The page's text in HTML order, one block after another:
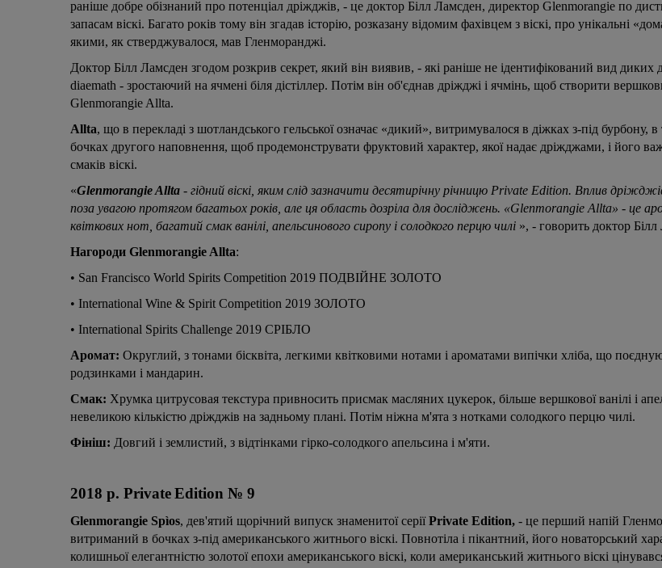
раніше добре обізнаний про потенціал дріжджів, - це доктор Білл Ламсден, директор Glenmorangie по
запасам віскі. Багато років тому він згадав історію, розказану відомим фахівцем з віскі, про унікальні
якими, як стверджувалося, мав Гленморанджі.
Доктор Білл Ламсден згодом розкрив секрет, який він виявив, - які раніше не ідентифікований вид диких
diaemath - зростаючий на ячмені біля дістіллер. Потім він об'єднав дріжджі і ячмінь, щоб створити
Glenmorangie Allta.
Allta, що в перекладі з шотландського гельської означає «дикий», витримувалося в діжках з-під бурбону, в
бочках другого наповнення, щоб продемонструвати фруктовий характер, якої надає дріжджами, і його
смаків віскі.
«Glenmorangie Allta - гідний віскі, яким слід зазначити десятирічну річницю Private Edition. Вплив
поза увагою протягом багатьох років, але ця область дозріла для досліджень. «Glenmorangie Allta» - це
квіткових нот, багатий смак ванілі, апельсинового сиропу і солодкого перцю чилі », - говорить доктор
Нагороди Glenmorangie Allta:
• San Francisco World Spirits Competition 2019 ПОДВІЙНЕ ЗОЛОТО
• International Wine & Spirit Competition 2019 ЗОЛОТО
• International Spirits Challenge 2019 СРІБЛО
Аромат: Округлий, з тонами бісквіта, легкими квітковими нотами і ароматами випічки хліба, що
родзинками і мандарин.
Смак: Хрумка цитрусовая текстура привносить присмак масляних цукерок, більше вершкової ванілі і
невеликою кількістю дріжджів на задньому плані. Потім ніжна м'ята з нотками солодкого перцю чилі.
Фініш: Довгий і землистий, з відтінками гірко-солодкого апельсина і м'яти.
2018 р. PrivateEdition № 9
Glenmorangie Spìos, дев'ятий щорічний випуск знаменитої серіїPrivate Edition, - це перший напій
витриманий в бочках з-під американського житнього віскі. Повнотіла і пікантний, його новаторський
колишньої елегантністю золотої епохи американського віскі, коли американський житнього віскі